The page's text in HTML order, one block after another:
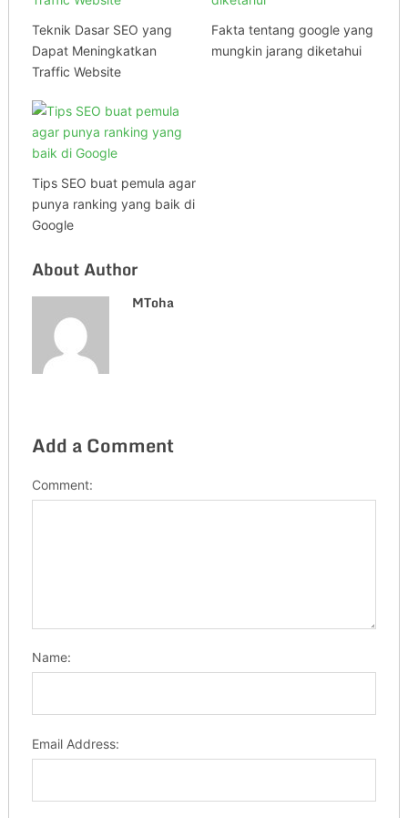
Teknik Dasar SEO yang
Dapat Meningkatkan
Traffic Website
Fakta tentang google yang
mungkin jarang diketahui
Tips SEO buat pemula agar
punya ranking yang baik di
Google
About Author
MToha
Add a Comment
Comment:
Name:
Email Address: